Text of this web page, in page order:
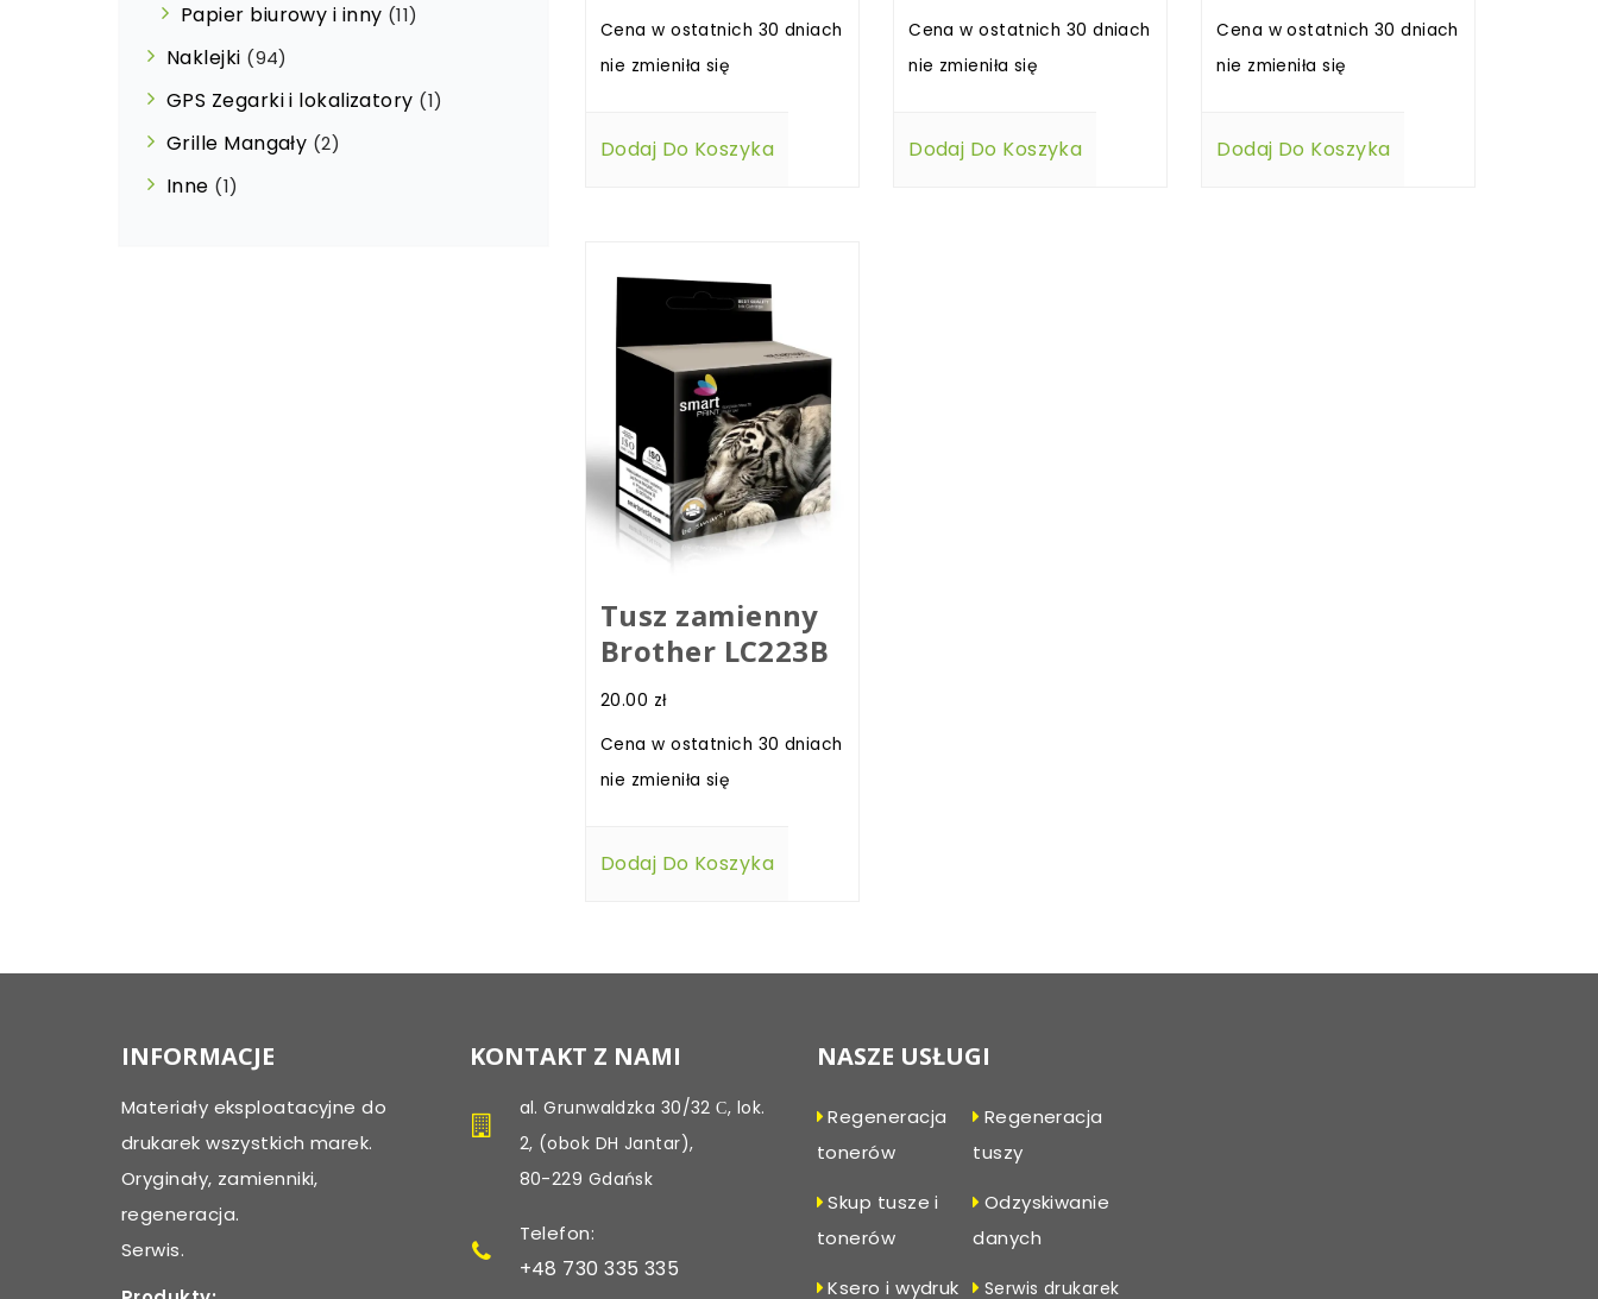
Cena w ostatnich 30 dniach
nie zmieniła się
Dodaj Do Koszyka
Cena w ostatnich 30 dniach
nie zmieniła się
Dodaj Do Koszyka
Cena w ostatnich 30 dniach
nie zmieniła się
Dodaj Do Koszyka
Tusz zamienny
Brother LC223B
20.00 zł
Cena w ostatnich 30 dniach
nie zmieniła się
Dodaj Do Koszyka
Papier biurowy i inny (11)
Naklejki (94)
GPS Zegarki i lokalizatory (1)
Grille Mangały (2)
Inne (1)
INFORMACJE
Materiały eksploatacyjne do
drukarek wszystkich marek.
Oryginały, zamienniki,
regeneracja.
Serwis.
KONTAKT Z NAMI
al. Grunwaldzka 30/32 С, lok.
2, (obok DH Jantar),
80-229 Gdańsk
Telefon:
+48 730 335 335
NASZE USŁUGI
Regeneracja
tonerów
Regeneracja
tuszy
Skup tusze i
tonerów
Odzyskiwanie
danych
Ksero i wydruk
Serwis drukarek